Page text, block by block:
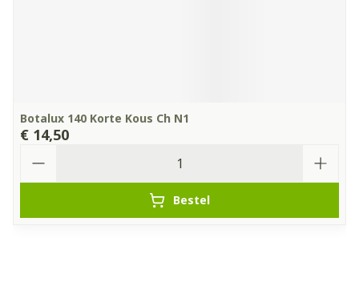
Botalux 140 Korte Kous Ch N1
€ 14,50
Bestel